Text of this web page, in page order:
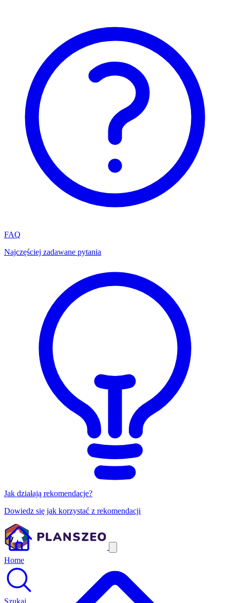
FAQ
Najczęściej zadawane pytania
Jak działają rekomendacje?
Dowiedz się jak korzystać z rekomendacji
Home
Szukaj